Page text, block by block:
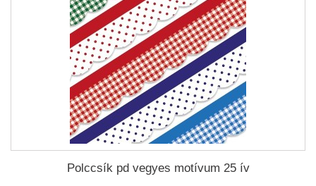
Polccsík pd vegyes motívum 25 ív